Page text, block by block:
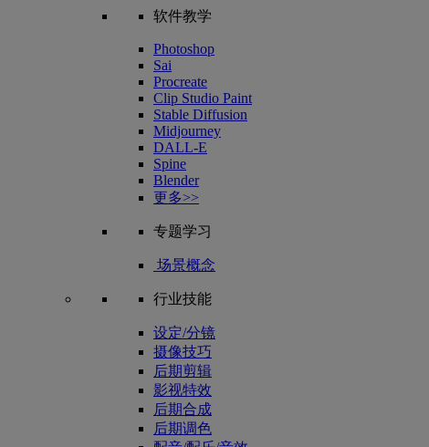
软件教学
Photoshop
Sai
Procreate
Clip Studio Paint
Stable Diffusion
Midjourney
DALL-E
Spine
Blender
更多>>
专题学习
场景概念
行业技能
设定/分镜
摄像技巧
后期剪辑
影视特效
后期合成
后期调色